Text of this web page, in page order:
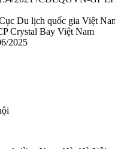
Du lịch quốc gia Việt
Crystal Bay Việt Nam
2025